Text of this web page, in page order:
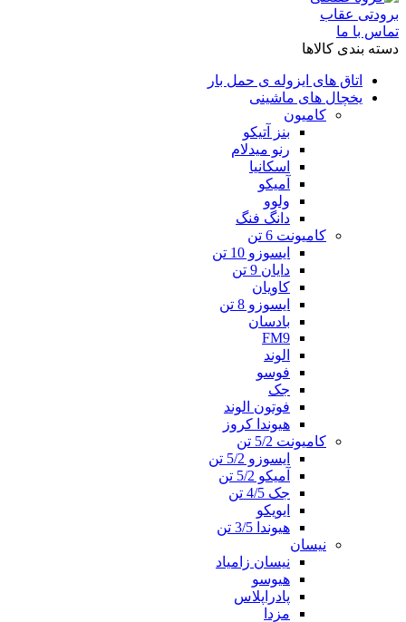
تماس با ما
دسته بندی کالاها
اتاق های ایزوله ی حمل بار
یخچال های ماشینی
کامیون
بنز آتیکو
رنو میدلام
اسکانیا
آمیکو
ولوو
دانگ فنگ
کامیونت 6 تن
ایسوزو 10 تن
دایان 9 تن
کاویان
ایسوزو 8 تن
بادسان
FM9
الوند
فوسو
جک
فوتون الوند
هیوندا کروز
کامیونت 5/2 تن
ایسوزو 5/2 تن
آمیکو 5/2 تن
جک 4/5 تن
ایویکو
هیوندا 3/5 تن
نیسان
نیسان زامیاد
هیوسو
پادراپلاس
مزدا